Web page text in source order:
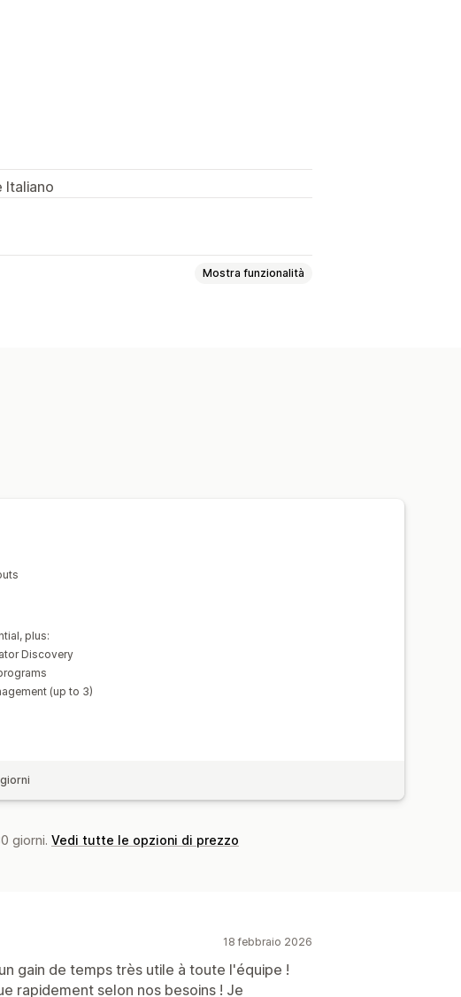
Italiano
Mostra funzionalità
su carta
plus:
Discovery
(up to 3)
giorni. Vedi tutte le opzioni di prezzo
18 febbraio 2026
gain de temps très utile à toute l'équipe !
rapidement selon nos besoins ! Je